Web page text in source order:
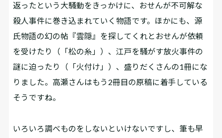
返ったという大騒動をきっかけに、おせんが不可解な
殺人事件に巻き込まれていく物語です。ほかにも、源
氏物語の幻の帖『雲隠』を探してくれとおせんが依頼
を受けたり（「松の糸」）、江戸を騒がす放火事件の
謎に迫ったり（「火付け」）、盛りだくさんの1冊にな
りました。高瀬さんはもう2冊目の原稿に着手している
そうですね。
いろいろ調べものをしないといけないですし、筆も早